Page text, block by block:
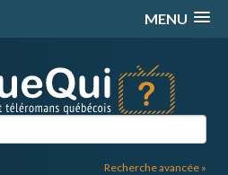
MENU
Recherche avancée »